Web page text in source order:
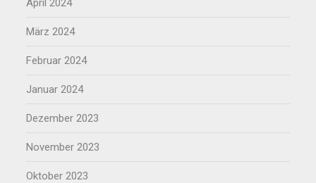
April 2024
März 2024
Februar 2024
Januar 2024
Dezember 2023
November 2023
Oktober 2023